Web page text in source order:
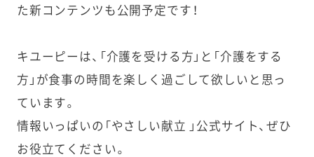
た新コンテンツも公開予定です！
キユーピーは、「介護を受ける方」と「介護をする
方」が食事の時間を楽しく過ごして欲しいと思っ
ています。
情報いっぱいの「やさしい献立 」公式サイト、ぜひ
お役立てください。